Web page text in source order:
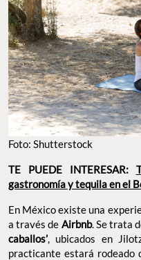
Foto: Shutterstock
TE PUEDE INTERESAR:
gastronomía y tequila en el
En México existe una
a través de Airbnb. Se trata
caballos’, ubicados en
practicante estará rodeado